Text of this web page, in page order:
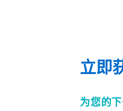
立即
为您的